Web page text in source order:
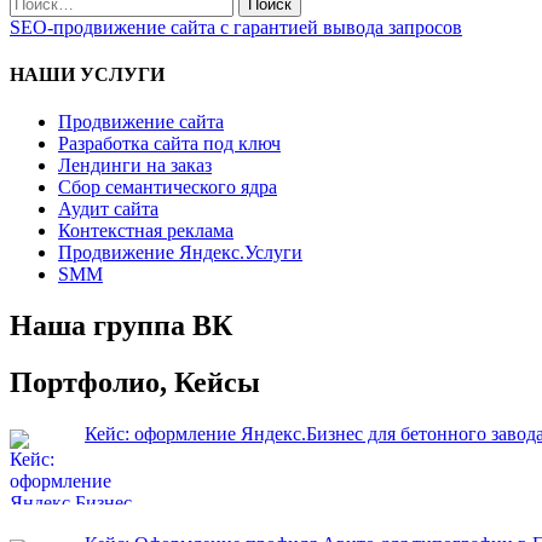
записям
по:
SEO-продвижение сайта с гарантией вывода запросов
НАШИ УСЛУГИ
Продвижение сайта
Разработка сайта под ключ
Лендинги на заказ
Сбор семантического ядра
Аудит сайта
Контекстная реклама
Продвижение Яндекс.Услуги
SMM
Наша группа ВК
Портфолио, Кейсы
Кейс: оформление Яндекс.Бизнес для бетонного